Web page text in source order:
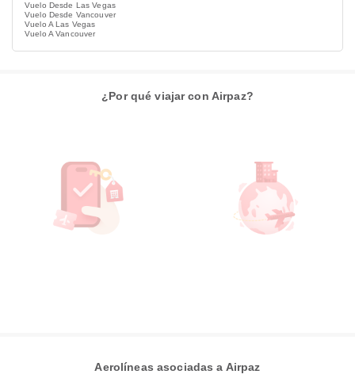
Vuelo Desde Las Vegas
Vuelo Desde Vancouver
Vuelo A Las Vegas
Vuelo A Vancouver
¿Por qué viajar con Airpaz?
Aerolíneas asociadas a Airpaz